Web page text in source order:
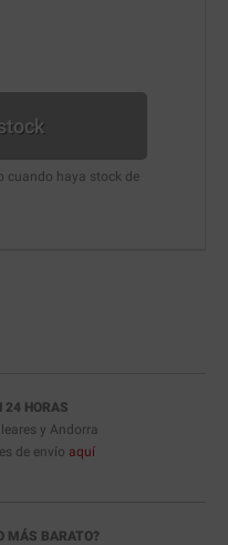
cuando haya stock de
24 HORAS
y Andorra
de envío aquí
MÁS BARATO?